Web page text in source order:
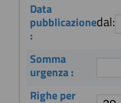
Data
pubblicazione
:
dal:
Somma
urgenza :
Righe per